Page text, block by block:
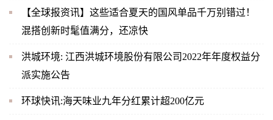
【全球报资讯】这些适合夏天的国风单品千万别错过！
混搭创新时髦值满分，还凉快
洪城环境: 江西洪城环境股份有限公司2022年年度权益分
派实施公告
环球快讯:海天味业九年分红累计超200亿元